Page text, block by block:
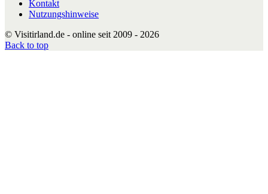
Kontakt
Nutzungshinweise
© Visitirland.de - online seit 2009 - 2026
Back to top